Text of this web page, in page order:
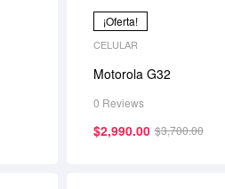
¡Oferta!
CELULAR
Motorola G32
0 Reviews
$3,700.00
$2,990.00